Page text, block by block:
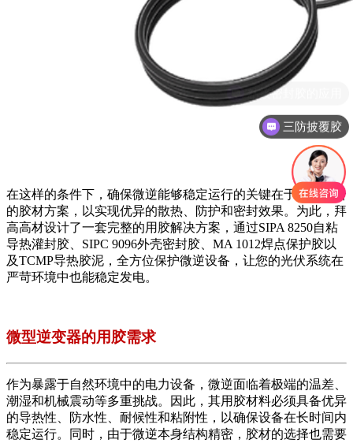
在这样的条件下，确保微逆能够稳定运行的关键在于选择适合
的胶材方案，以实现优异的散热、防护和密封效果。为此，拜
高高材设计了一套完整的用胶解决方案，通过SIPA 8250自粘
导热灌封胶、SIPC 9096外壳密封胶、MA 1012焊点保护胶以
及TCMP导热胶泥，全方位保护微逆设备，让您的光伏系统在
严苛环境中也能稳定发电。
微型逆变器的用胶需求
作为暴露于自然环境中的电力设备，微逆面临着极端的温差、
潮湿和机械震动等多重挑战。因此，其用胶材料必须具备优异
的导热性、防水性、耐候性和粘附性，以确保设备在长时间内
稳定运行。同时，由于微逆本身结构精密，胶材的选择也需要
三防披覆胶